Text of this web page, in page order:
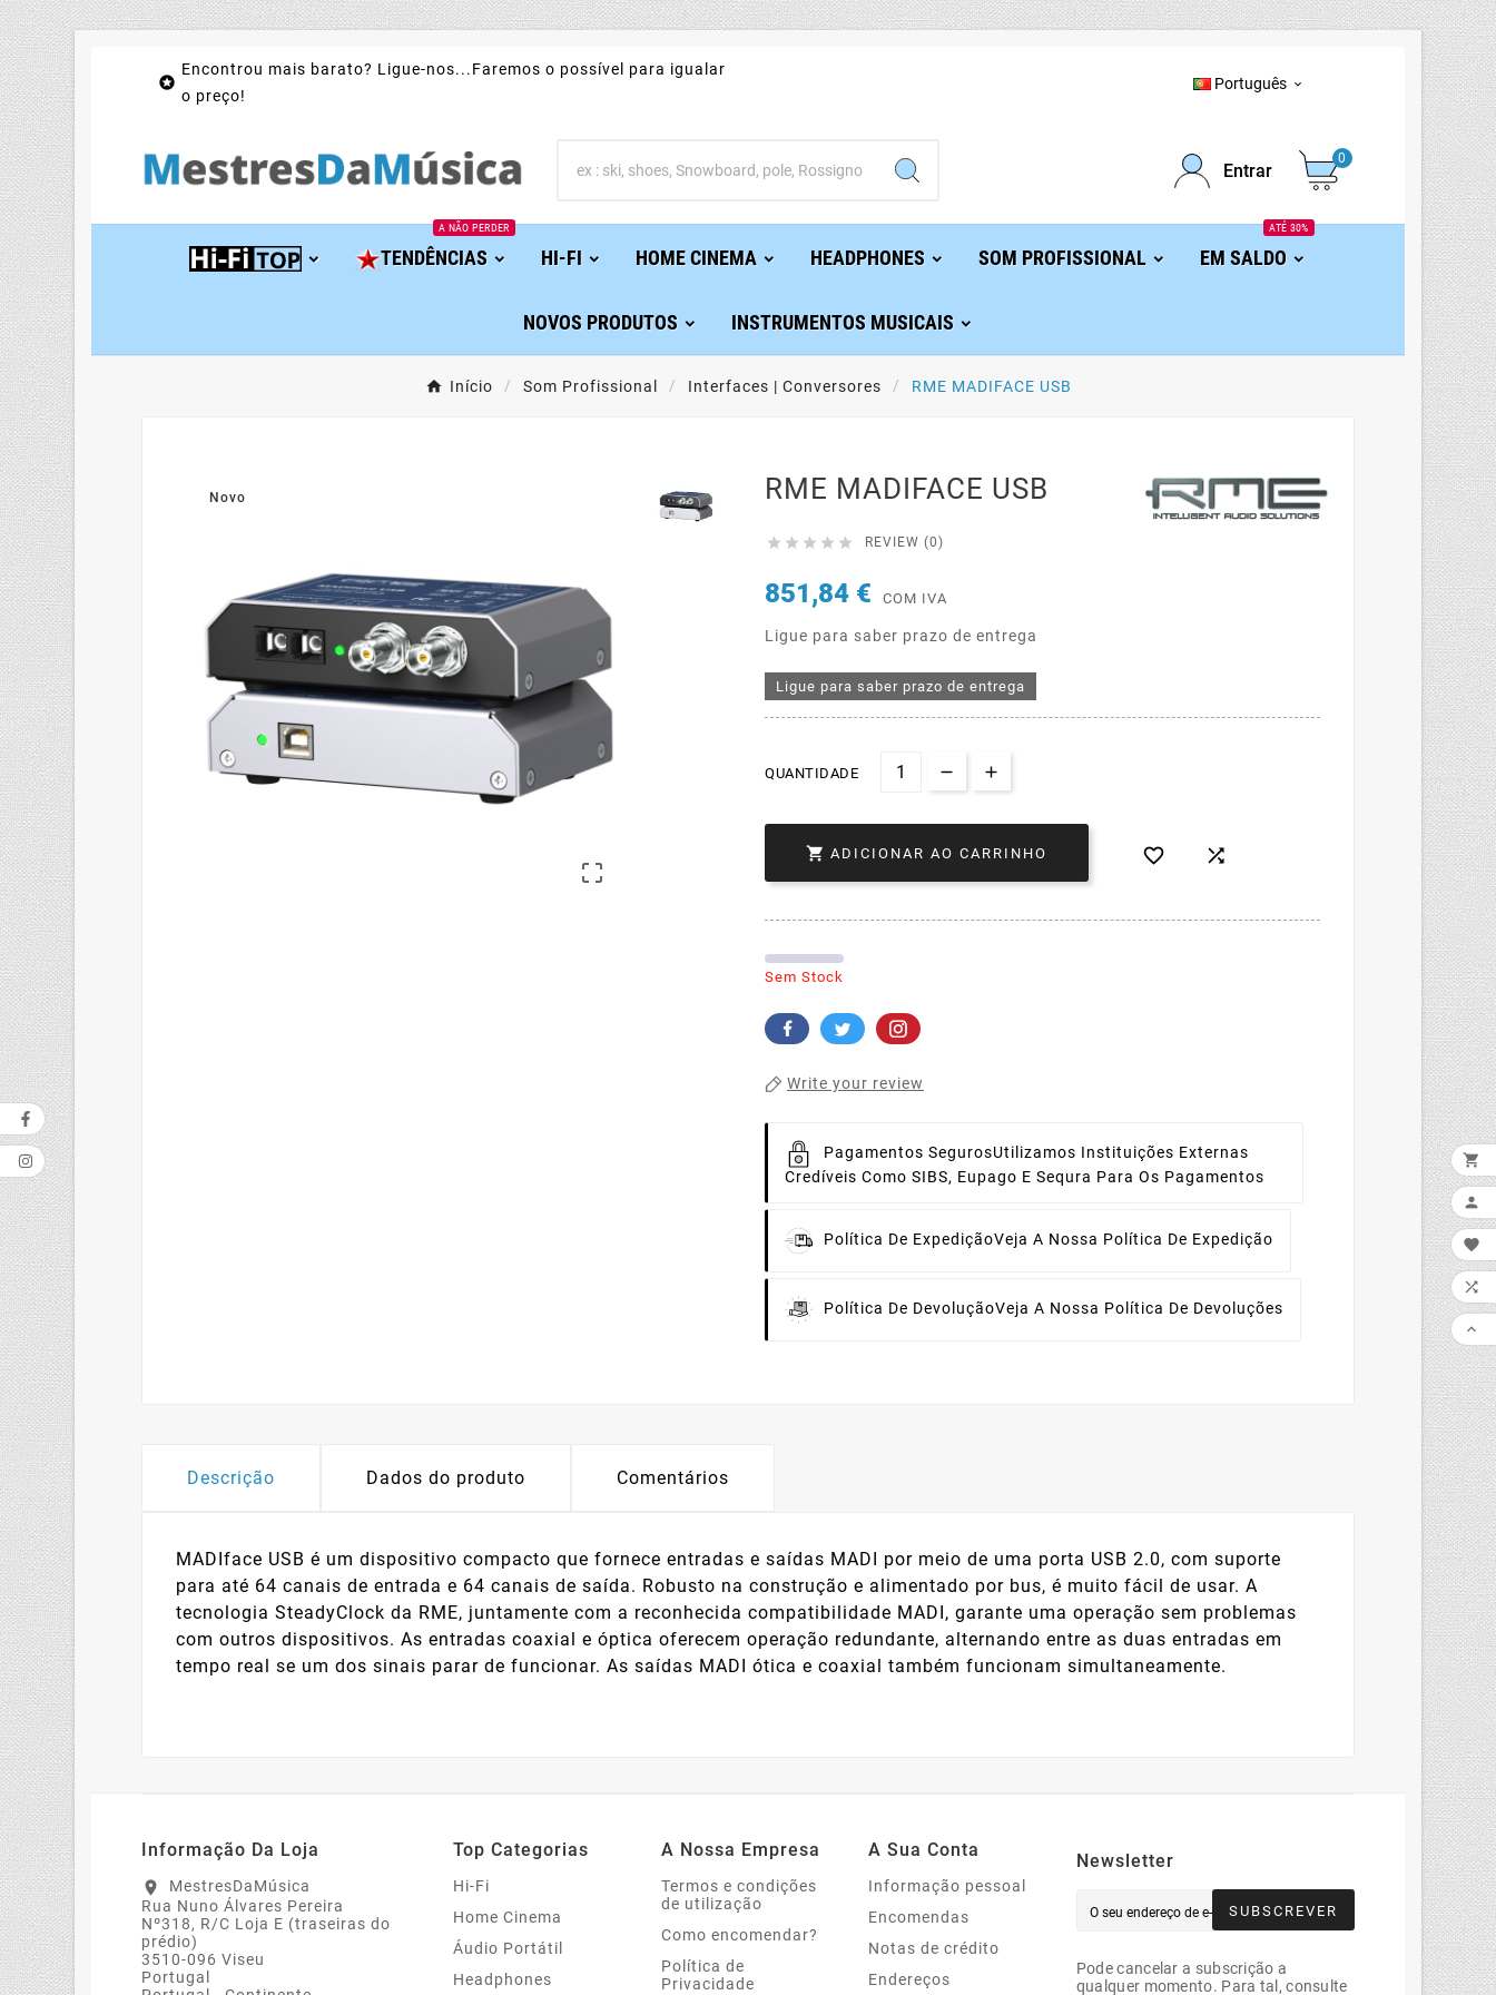

Encontrou mais barato? Ligue-nos...Faremos o possível para igualar
o preço!
Português 
Entrar
0
TENDÊNCIAS
A NÃO PERDER
HI-FI HOME CINEMA HEADPHONES SOM PROFISSIONAL EM SALDO
ATÉ 30%
NOVOS PRODUTOS INSTRUMENTOS MUSICAIS
Início Som Profissional Interfaces | Conversores RME MADIFACE USB
Novo

RME MADIFACE USB
     REVIEW (0)
851,84 € COM IVA
Ligue para saber prazo de entrega
Ligue para saber prazo de entrega
QUANTIDADE
 ADICIONAR AO CARRINHO  
Sem Stock
Write your review
Pagamentos SegurosUtilizamos Instituições Externas
Credíveis Como SIBS, Eupago E Sequra Para Os Pagamentos
Política De ExpediçãoVeja A Nossa Política De Expedição
Política De DevoluçãoVeja A Nossa Política De Devoluções
Descrição Dados do produto Comentários
MADIface USB é um dispositivo compacto que fornece entradas e saídas MADI por meio de uma porta USB 2.0, com suporte
para até 64 canais de entrada e 64 canais de saída. Robusto na construção e alimentado por bus, é muito fácil de usar. A
tecnologia SteadyClock da RME, juntamente com a reconhecida compatibilidade MADI, garante uma operação sem problemas
com outros dispositivos. As entradas coaxial e óptica oferecem operação redundante, alternando entre as duas entradas em
tempo real se um dos sinais parar de funcionar. As saídas MADI ótica e coaxial também funcionam simultaneamente.
Informação Da Loja
location_on
MestresDaMúsica
Rua Nuno Álvares Pereira
Nº318, R/C Loja E (traseiras do
prédio)
3510-096 Viseu
Portugal
Top Categorias
Hi-Fi
Home Cinema
Áudio Portátil
Headphones
A Nossa Empresa
Termos e condições
de utilização
Como encomendar?
Política de
Privacidade
A Sua Conta
Informação pessoal
Encomendas
Notas de crédito
Endereços
Newsletter
SUBSCREVER
Pode cancelar a subscrição a
qualquer momento. Para tal, consulte




